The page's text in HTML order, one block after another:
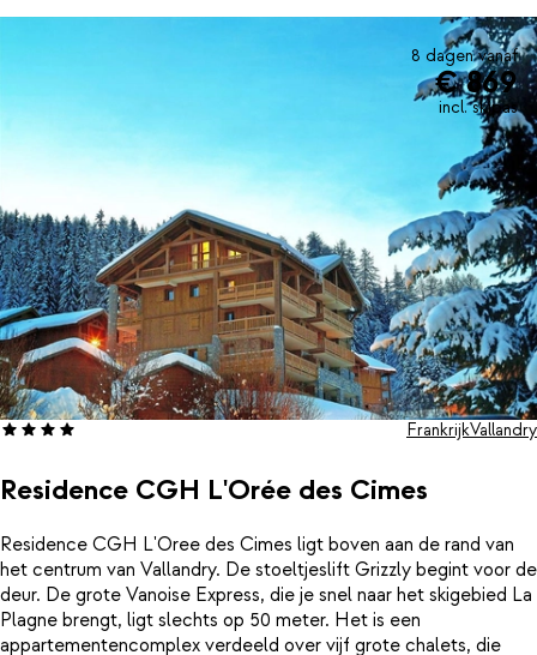
8 dagen vanaf
€ 869
incl. skipas
Residence CGH L'Orée des Cimes
FrankrijkVallandry
Residence CGH L'Oree des Cimes ligt boven aan de rand van
het centrum van Vallandry. De stoeltjeslift Grizzly begint voor de
deur. De grote Vanoise Express, die je snel naar het skigebied La
Plagne brengt, ligt slechts op 50 meter. Het is een
appartementencomplex verdeeld over vijf grote chalets, die